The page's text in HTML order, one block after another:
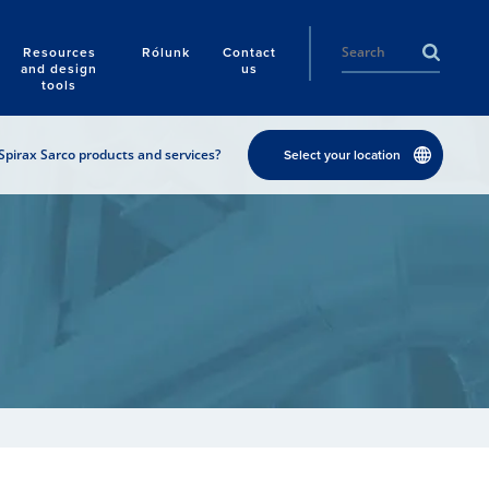
Resources
and design
tools
Rólunk
Contact
us
Sarco products and services? Select your location